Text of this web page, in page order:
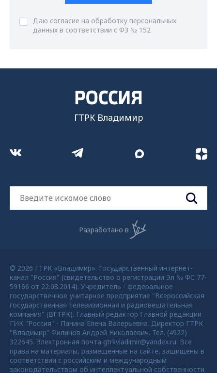
Даю согласие на обработку персональных
данных в соответствии с ФЗ № 152
ГТРК Владимир
Разработано в
© 2026 ГТРК «Владимир». Государственный интернет-
канал "Россия" (свидетельство о регистрации Эл № ФС 77-
59166 от 22.08.2014). Учредитель - федеральное
государственное унитарное предприятие "Всероссийская
государственная телевизионная и радиовещательная
компания" (ВГТРК). Главный редактор Главной редакции
ГИК "Россия" - Панина Елена Валерьевна. Директор ГТРК
"Владимир" Филинов Андрей Николаевич. Тел. (4922)
322645. Электронная почта gtrkvladimir@yandex.ru. Все
права на материалы, размещенные на сайте, защищены в
соответствии с российским и международным
законодательством об интеллектуальной собственности.